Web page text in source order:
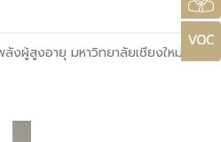
ผู้สูงอายุ มหาวิทยาลัยเชียงใหม่